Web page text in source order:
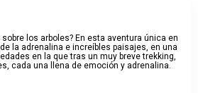
los arboles? En esta aventura única en
la adrenalina e increíbles paisajes, en una
en la que tras un muy breve trekking,
cada una llena de emoción y adrenalina.